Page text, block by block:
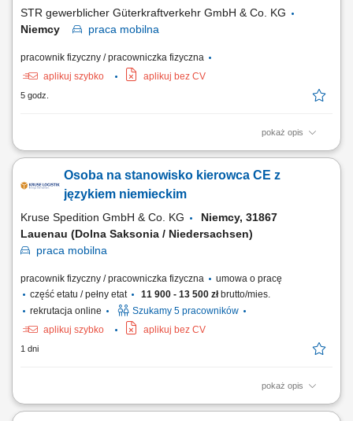
STR gewerblicher Güterkraftverkehr GmbH & Co. KG
Niemcy
praca mobilna
pracownik fizyczny / pracowniczka fizyczna
aplikuj szybko
aplikuj bez CV
5 godz.
pokaż opis
Opis stanowiska: Realizacja zadań związanych z transportem towarów
obowiązującymi standardami. Obsługa i kontrola dokumentów
transportowych. Dbanie o czystość i stan techniczny pojazdu, w tym
Osoba na stanowisko kierowca CE z
językiem niemieckim
Kruse Spedition GmbH & Co. KG
Niemcy, 31867
Lauenau (Dolna Saksonia / Niedersachsen)
praca mobilna
pracownik fizyczny / pracowniczka fizyczna
umowa o pracę
część etatu / pełny etat
11 900 - 13 500 złbrutto/mies.
rekrutacja online
Szukamy 5 pracowników
aplikuj szybko
aplikuj bez CV
1 dni
pokaż opis
Zadania Dostarczanie towarów żywnościowych do punktów odbioru z